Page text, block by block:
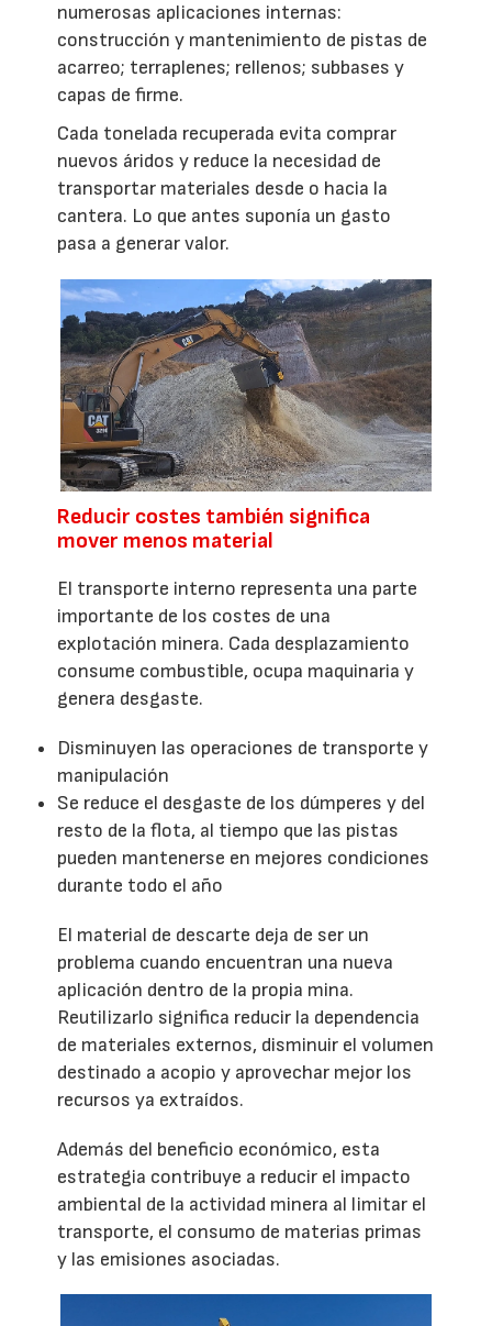
numerosas aplicaciones internas:
construcción y mantenimiento de pistas de
acarreo; terraplenes; rellenos; subbases y
capas de firme.
Cada tonelada recuperada evita comprar
nuevos áridos y reduce la necesidad de
transportar materiales desde o hacia la
cantera. Lo que antes suponía un gasto
pasa a generar valor.
Reducir costes también significa
mover menos material
El transporte interno representa una parte
importante de los costes de una
explotación minera. Cada desplazamiento
consume combustible, ocupa maquinaria y
genera desgaste.
Disminuyen las operaciones de transporte y
manipulación
Se reduce el desgaste de los dúmperes y del
resto de la flota, al tiempo que las pistas
pueden mantenerse en mejores condiciones
durante todo el año
El material de descarte deja de ser un
problema cuando encuentran una nueva
aplicación dentro de la propia mina.
Reutilizarlo significa reducir la dependencia
de materiales externos, disminuir el volumen
destinado a acopio y aprovechar mejor los
recursos ya extraídos.
Además del beneficio económico, esta
estrategia contribuye a reducir el impacto
ambiental de la actividad minera al limitar el
transporte, el consumo de materias primas
y las emisiones asociadas.